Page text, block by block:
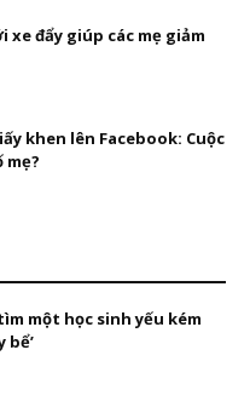
xe đẩy giúp các mẹ giảm
khen lên Facebook: Cuộc
mẹ?
một học sinh yếu kém
bể’